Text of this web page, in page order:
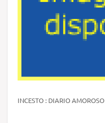
INCESTO : DIARIO AMOROSO